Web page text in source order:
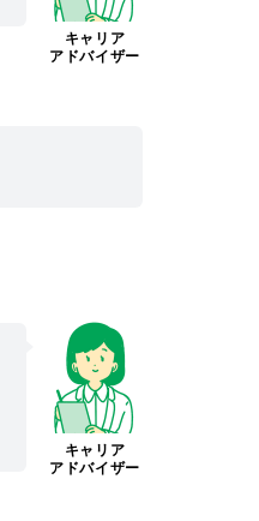
キャリア
アドバイザー
キャリア
アドバイザー